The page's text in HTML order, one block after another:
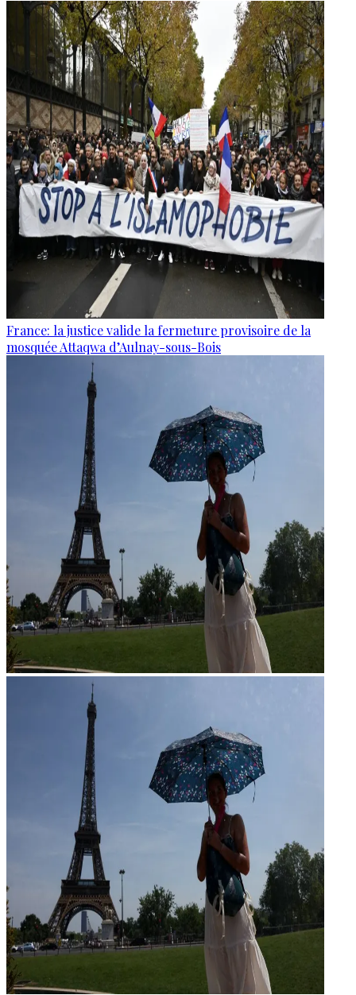
France: la justice valide la fermeture provisoire de la
mosquée Attaqwa d’Aulnay-sous-Bois